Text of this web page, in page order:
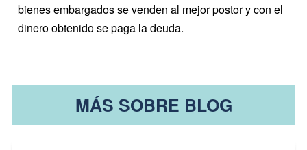
bienes embargados se venden al mejor postor y con el
dinero obtenido se paga la deuda.
MÁS SOBRE BLOG